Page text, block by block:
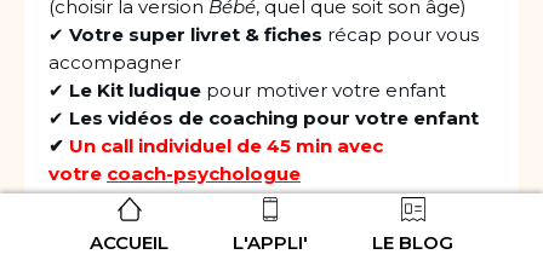
(choisir la version Bébé, quel que soit son âge)
✔ Votre super livret & fiches récap pour vous
accompagner
✔ Le Kit ludique pour motiver votre enfant
✔ Les vidéos de coaching pour votre enfant
✔ Un call individuel de 45 min avec
votre coach-psychologue
Suivi personnalisé par votre
coach-
ACCUEIL L'APPLI' LE BLOG